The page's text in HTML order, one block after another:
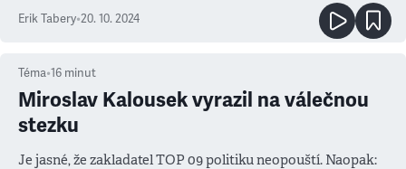
„demokratický“ blok se nachází v útlumu
Erik Tabery•20. 10. 2024
Téma•16 minut
Miroslav Kalousek vyrazil na válečnou
stezku
Je jasné, že zakladatel TOP 09 politiku neopouští. Naopak: